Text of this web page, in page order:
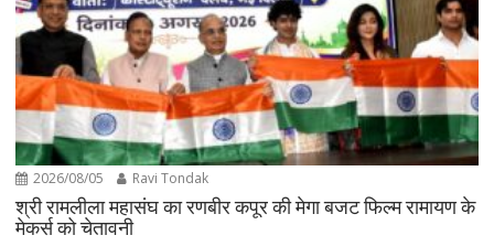
2026/08/05 Ravi Tondak
श्री रामलीला महासंघ का रणबीर कपूर की मेगा बजट फिल्म रामायण के
मेकर्स को चेतावनी